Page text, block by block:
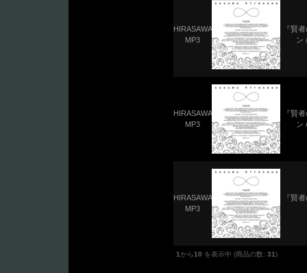
HIRASAWA
MP3
『賢
ン
HIRASAWA
MP3
『賢
ン
HIRASAWA
MP3
『賢
1から10 を表示中 (商品の数:31)